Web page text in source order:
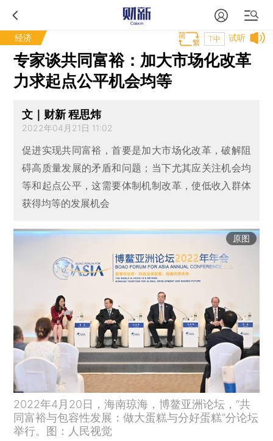
经济 试听
T中
专家谈共同富裕：加大市场化改革
力求起点公平机会均等
文｜财新 程思炜
2022年04月21日 11:02
促进实现共同富裕，首要是加大市场化改革，破解阻
碍高质量发展的矛盾和问题；当下尤其应关注机会均
等和起点公平，这需要体制机制改革，使低收入群体
获得均等的发展机会
原图
2022年4月20日，海南琼海，博鳌亚洲论坛，“共
同富裕与包容性发展：做大蛋糕与分好蛋糕”分论坛
举行。图：人民视觉